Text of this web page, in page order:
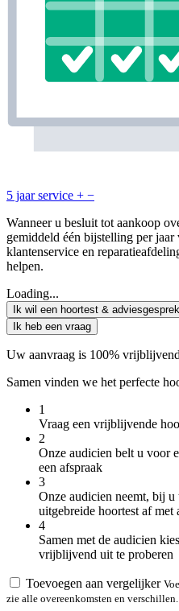
5 jaar service + −
Wanneer u besluit tot aankoop
gemiddeld één bijstelling per
klantenservice en
helpen.
Loading...
Ik wil een hoortest & adviesgesprek
Ik heb een vraag
Uw aanvraag is 100%
Samen vinden we het perfecte
1
Vraag een vrijblijvende
2
Onze audicien belt u voor
een afspraak
3
Onze audicien neemt, bij
uitgebreide hoortest af met
4
Samen met de audicien
vrijblijvend uit te proberen
Toevoegen aan vergelijker
zie alle overeenkomsten en verschillen.